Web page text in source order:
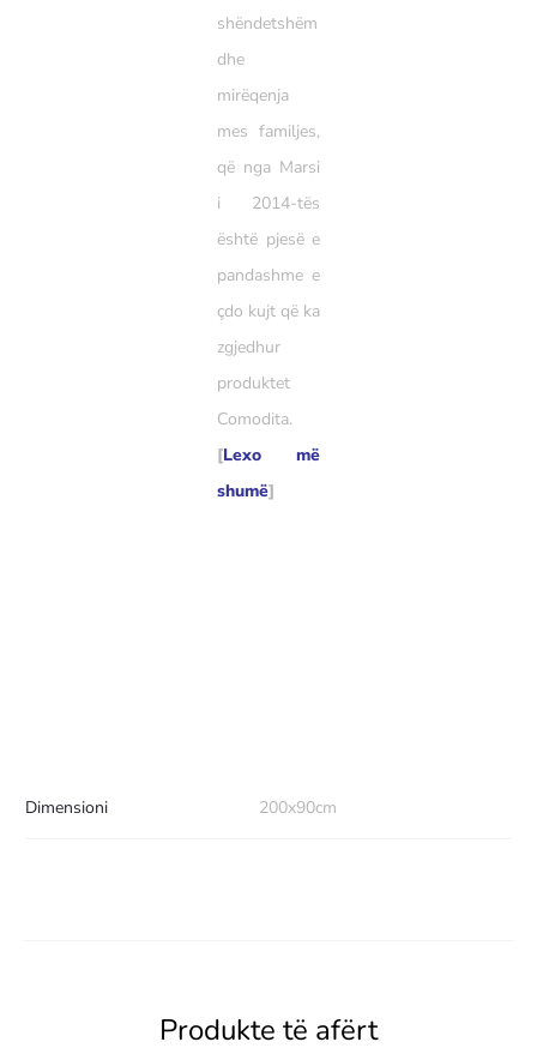
shëndetshëm
dhe
mirëqenja
mes familjes,
që nga Marsi
i 2014-tës
është pjesë e
pandashme e
çdo kujt që ka
zgjedhur
produktet
Comodita.
[Lexo më
shumë]
Dimensioni 200x90cm
Produkte të afërt